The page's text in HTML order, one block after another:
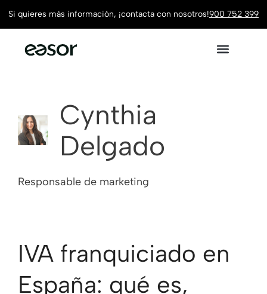
Si quieres más información, ¡contacta con nosotros!900 752 399
Cynthia
Delgado
Responsable de marketing
IVA franquiciado en
España: qué es,